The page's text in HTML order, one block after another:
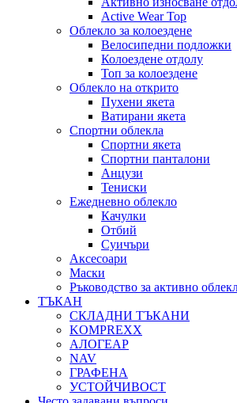
Active Wear Top
Облекло за колоездене
Велосипедни подложки
Колоездене отдолу
Топ за колоездене
Облекло на открито
Пухени якета
Ватирани якета
Спортни облекла
Спортни якета
Спортни панталони
Анцузи
Тениски
Ежедневно облекло
Качулки
Отбий
Суичъри
Аксесоари
Маски
Ръководство за активно
ТЪКАН
СКЛАДНИ ТЪКАНИ
KOMPREXX
АЛОГЕАР
NAV
ГРАФЕНА
УСТОЙЧИВОСТ